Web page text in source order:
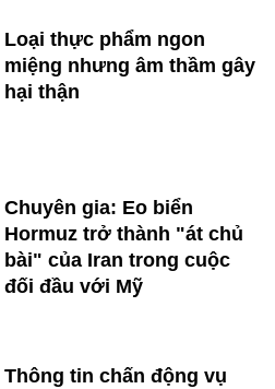
Loại thực phẩm ngon
miệng nhưng âm thầm gây
hại thận
Chuyên gia: Eo biển
Hormuz trở thành "át chủ
bài" của Iran trong cuộc
đối đầu với Mỹ
Thông tin chấn động vụ